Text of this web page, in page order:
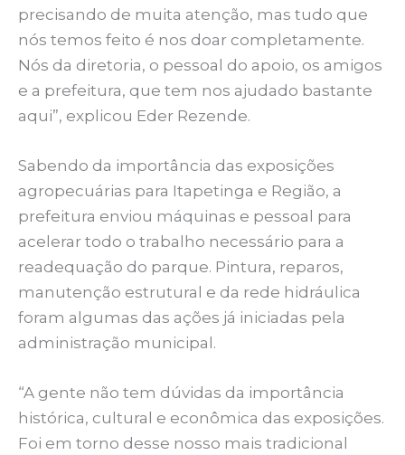
precisando de muita atenção, mas tudo que
nós temos feito é nos doar completamente.
Nós da diretoria, o pessoal do apoio, os amigos
e a prefeitura, que tem nos ajudado bastante
aqui”, explicou Eder Rezende.
Sabendo da importância das exposições
agropecuárias para Itapetinga e Região, a
prefeitura enviou máquinas e pessoal para
acelerar todo o trabalho necessário para a
readequação do parque. Pintura, reparos,
manutenção estrutural e da rede hidráulica
foram algumas das ações já iniciadas pela
administração municipal.
“A gente não tem dúvidas da importância
histórica, cultural e econômica das exposições.
Foi em torno desse nosso mais tradicional